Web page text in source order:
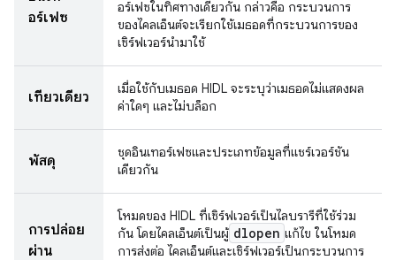
อร์เฟซ
อร์เฟซในทิศทางเดียวกัน กล่าวคือ กระบวนการ
ของไคลเอ็นต์จะเรียกใช้เมธอดที่กระบวนการของ
เซิร์ฟเวอร์นำมาใช้
เที่ยวเดียว
เมื่อใช้กับเมธอด HIDL จะระบุว่าเมธอดไม่แสดงผล
ค่าใดๆ และไม่บล็อก
พัสดุ
ชุดอินเทอร์เฟซและประเภทข้อมูลที่แชร์เวอร์ชัน
เดียวกัน
การปล่อย
ผ่าน
โหมดของ HIDL ที่เซิร์ฟเวอร์เป็นไลบรารีที่ใช้ร่วม
กัน โดยไคลเอ็นต์เป็นผู้ dlopen แก้ไข ในโหมด
การส่งต่อ ไคลเอ็นต์และเซิร์ฟเวอร์เป็นกระบวนการ